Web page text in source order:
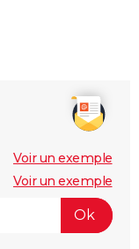
Voir un exemple
Voir un exemple